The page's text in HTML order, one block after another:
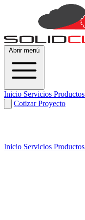
Abrir menú
Inicio Servicios Productos
Cotizar Proyecto
Inicio Servicios Productos